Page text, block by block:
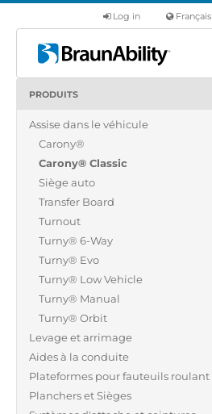
Français
Log in
Produits
Véhicules utilitaires
Nous
Trouver un revendeur
PRODUITS
Assise dans le véhicule
Carony®
Carony® Classic
Siège auto
Transfer Board
Turnout
Turny® 6-Way
Turny® Evo
Turny® Low Vehicle
Turny® Manual
Turny® Orbit
Levage et arrimage
Aides à la conduite
Plateformes pour fauteuils roulant
Planchers et Sièges